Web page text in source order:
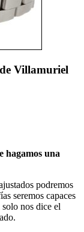
Villamuriel
hagamos una
podremos
seremos capaces
nos dice el